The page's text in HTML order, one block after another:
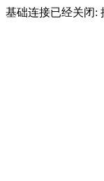
基础连接已经关闭: